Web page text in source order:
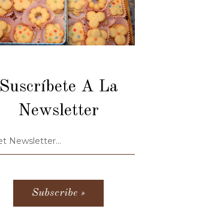
Suscríbete A La
Newsletter